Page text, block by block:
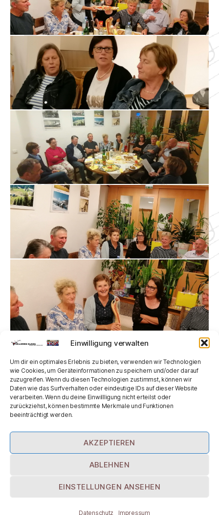
Einwilligung verwalten
Um dir ein optimales Erlebnis zu bieten, verwenden wir Technologien
wie Cookies, um Geräteinformationen zu speichern und/oder darauf
zuzugreifen. Wenn du diesen Technologien zustimmst, können wir
Daten wie das Surfverhalten oder eindeutige IDs auf dieser Website
verarbeiten. Wenn du deine Einwillligung nicht erteilst oder
zurückziehst, können bestimmte Merkmale und Funktionen
beeinträchtigt werden.
AKZEPTIEREN
ABLEHNEN
EINSTELLUNGEN ANSEHEN
Datenschutz Impressum
← Goldene Konfirmation in Treßdorf
→ Übars Johr 2023
Vokalkreis Karnia
Impressum